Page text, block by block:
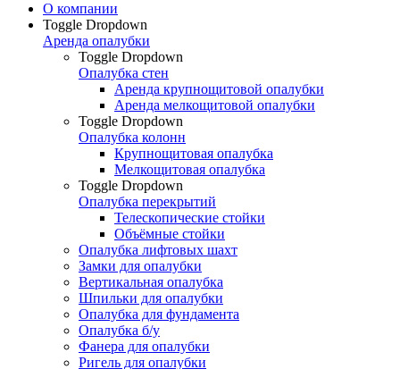
О компании
Toggle Dropdown
Аренда опалубки
Toggle Dropdown
Опалубка стен
Аренда крупнощитовой опалубки
Аренда мелкощитовой опалубки
Toggle Dropdown
Опалубка колонн
Крупнощитовая опалубка
Мелкощитовая опалубка
Toggle Dropdown
Опалубка перекрытий
Телескопические стойки
Объёмные стойки
Опалубка лифтовых шахт
Замки для опалубки
Вертикальная опалубка
Шпильки для опалубки
Опалубка для фундамента
Опалубка б/у
Фанера для опалубки
Ригель для опалубки